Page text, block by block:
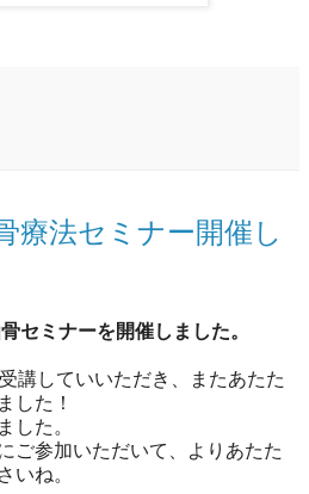
療法セミナー開催し
セミナーを開催しました。
講していいただき、またあたた
した！
した。
ご参加いただいて、よりあたた
いね。